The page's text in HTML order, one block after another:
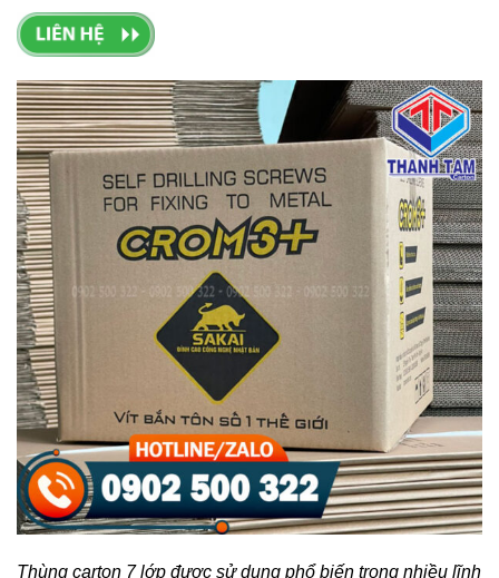
Thùng carton 7 lớp được sử dụng phổ biến trong nhiều lĩnh